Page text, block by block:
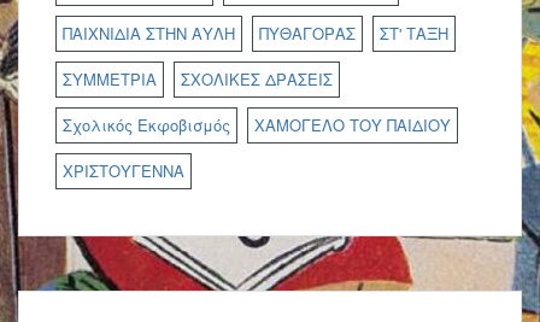
ΠΑΙΧΝΙΔΙΑ ΣΤΗΝ ΑΥΛΗ
ΠΥΘΑΓΟΡΑΣ
ΣΤ' ΤΑΞΗ
ΣΥΜΜΕΤΡΙΑ
ΣΧΟΛΙΚΕΣ ΔΡΑΣΕΙΣ
Σχολικός Εκφοβισμός
ΧΑΜΟΓΕΛΟ ΤΟΥ ΠΑΙΔΙΟΥ
ΧΡΙΣΤΟΥΓΕΝΝΑ